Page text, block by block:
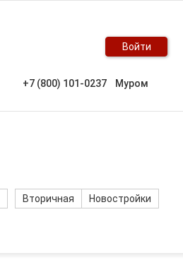
Войти
+7 (800) 101-0237 Муром
Вторичная Новостройки